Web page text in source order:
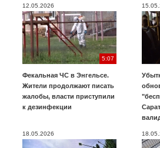
12.05.2026
5:07
Фекальная ЧС в Энгельсе.
Жители продолжают писать
жалобы, власти приступили
к дезинфекции
18.05.2026